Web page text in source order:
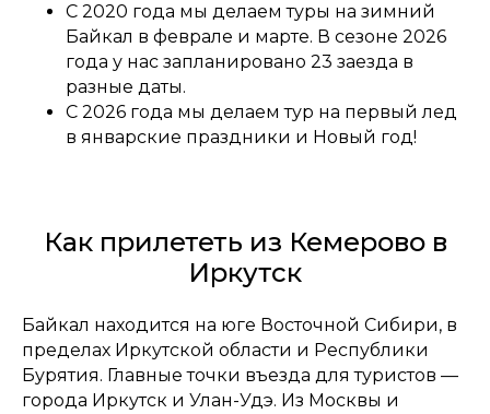
С 2020 года мы делаем туры на зимний
Байкал в феврале и марте. В сезоне 2026
года у нас запланировано 23 заезда в
разные даты.
С 2026 года мы делаем тур на первый лед
в январские праздники и Новый год!
Как прилететь из Кемерово в
Иркутск
Байкал находится на юге Восточной Сибири, в
пределах Иркутской области и Республики
Бурятия. Главные точки въезда для туристов —
города Иркутск и Улан-Удэ. Из Москвы и